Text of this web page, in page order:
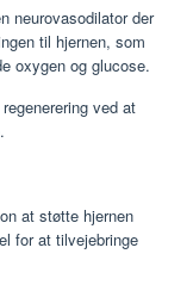
neurovasodilator der
til hjernen, som
oxygen og glucose.
ved at
at støtte hjernen
for at tilvejebringe